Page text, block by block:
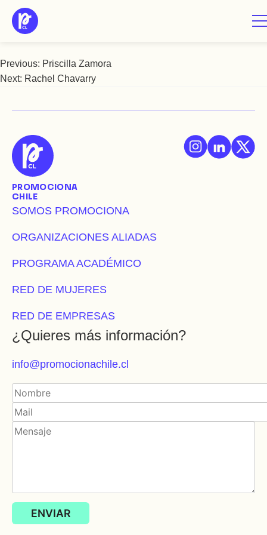
Saltar
Rachel Bernardin
Navegación
entradas
Previous: Priscilla Zamora
Next: Rachel Chavarry
PROMOCIONA
CHILE
SOMOS PROMOCIONA
ORGANIZACIONES ALIADAS
PROGRAMA ACADÉMICO
RED DE MUJERES
RED DE EMPRESAS
¿Quieres más información?
info@promocionachile.cl